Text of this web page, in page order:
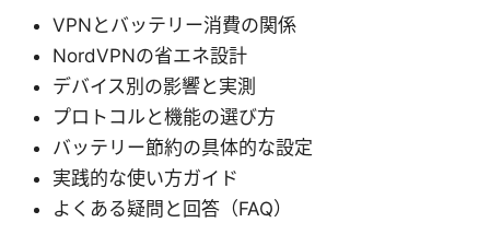
VPNとバッテリー消費の関係
NordVPNの省エネ設計
デバイス別の影響と実測
プロトコルと機能の選び方
バッテリー節約の具体的な設定
実践的な使い方ガイド
よくある疑問と回答（FAQ）